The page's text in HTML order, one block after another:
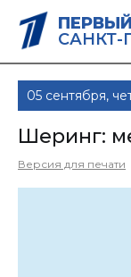
САНКТ-
05 сентября,
Шеринг:
Версия для печати